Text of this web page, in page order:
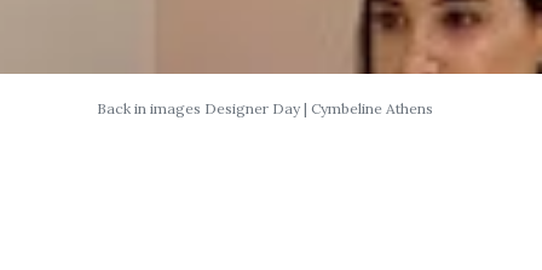
Back in images Designer Day | Cymbeline Athens